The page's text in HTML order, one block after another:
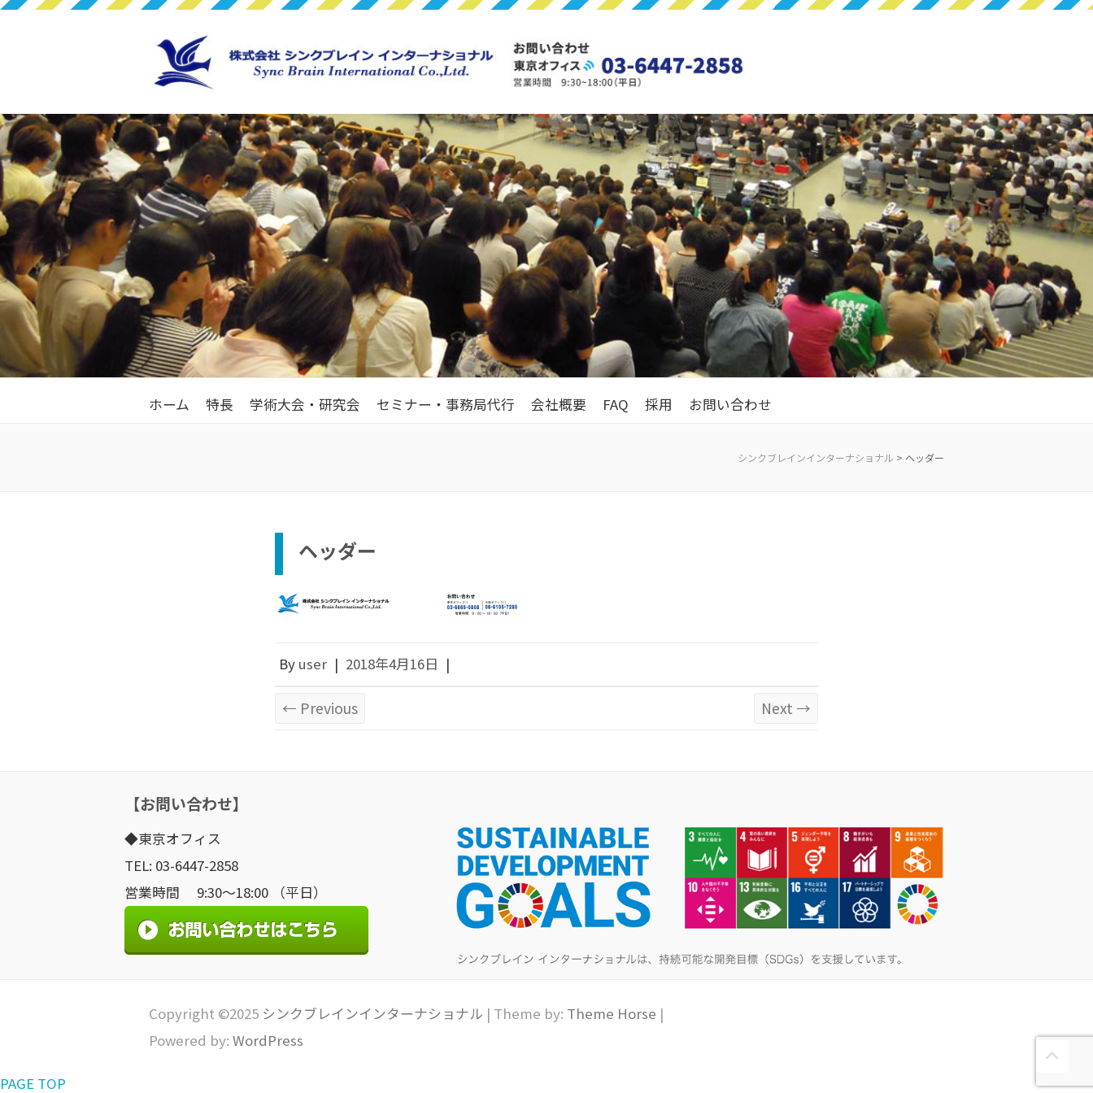
ホーム 特長 学術大会・研究会 セミナー・事務局代行 会社概要 FAQ 採用 お問い合わせ
シンクブレインインターナショナル > ヘッダー
ヘッダー
By user | 2018年4月16日 |
← Previous Next →
【お問い合わせ】
◆東京オフィス
TEL: 03-6447-2858
営業時間 9:30～18:00 （平日）
Copyright ©2025 シンクブレインインターナショナル | Theme by: Theme Horse |
Powered by: WordPress
PAGE TOP